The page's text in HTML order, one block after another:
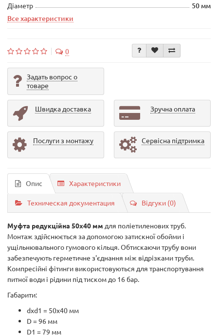
Діаметр
50 мм
Все характеристики
0
Задать вопрос о
товаре
Швидка доставка Зручна оплата
Послуги з монтажу Сервісна підтримка
Опис Характеристики
Техническая документация Відгуки (0)
Муфта редукційна 50х40 мм для поліетиленових труб.
Монтаж здійснюється за допомогою затискної обойми і
ущільнювального гумового кільця. Обтискаючи трубу вони
забезпечують герметичне з'єднання між відрізками труби.
Компресійні фітинги використовуються для транспортування
питної води і рідини під тиском до 16 бар.
Габарити:
dxd1 = 50х40 мм
D = 96 мм
D1 = 79 мм